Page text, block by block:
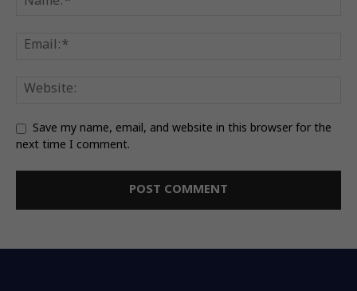
Save my name, email, and website in this browser for the
next time I comment.